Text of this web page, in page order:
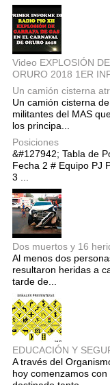
Video EXPLOSIÓN
ORURO 2018 1ER
Un camión cisterna
Un camión cisterna
militantes del MAS
los principa...
Posiciones
&#127942; Tabla de
Fecha 2 # Equipo PJ
3 ...
Dos muertos y 16
Al menos dos
resultaron heridas a
tarde de...
EDUCACIÓN Y
A través del
hoy comenzamos